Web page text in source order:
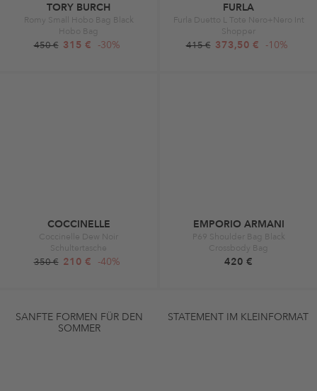
TORY BURCH
Romy Small Hobo Bag Black
Hobo Bag
450 € 315 € -30%
FURLA
Furla Duetto L Tote Nero+Nero Int
Shopper
415 € 373,50 € -10%
COCCINELLE
Coccinelle Dew Noir
Schultertasche
350 € 210 € -40%
EMPORIO ARMANI
P69 Shoulder Bag Black
Crossbody Bag
420 €
SANFTE FORMEN FÜR DEN
SOMMER
STATEMENT IM KLEINFORMAT